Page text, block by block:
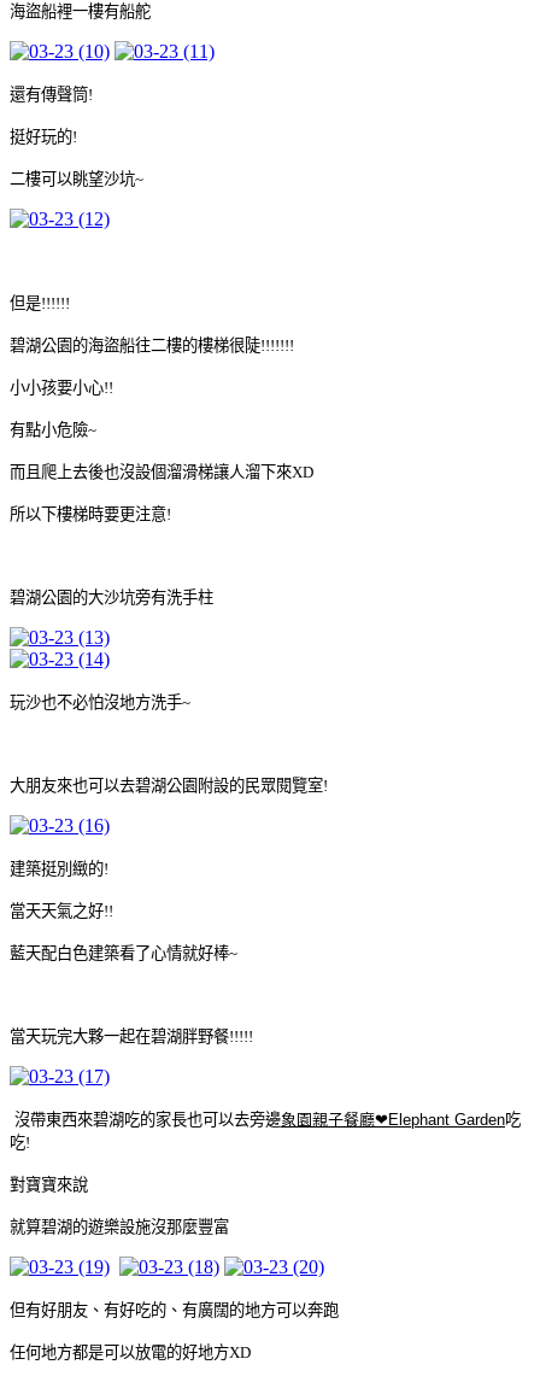
海盜船裡一樓有船舵
還有傳聲筒!
挺好玩的!
二樓可以眺望沙坑~
但是!!!!!!
碧湖公園的海盜船往二樓的樓梯很陡!!!!!!!
小小孩要小心!!
有點小危險~
而且爬上去後也沒設個溜滑梯讓人溜下來XD
所以下樓梯時要更注意!
碧湖公園的大沙坑旁有洗手柱
玩沙也不必怕沒地方洗手~
大朋友來也可以去碧湖公園附設的民眾閱覽室!
建築挺別緻的!
當天天氣之好!!
藍天配白色建築看了心情就好棒~
當天玩完大夥一起在碧湖胖野餐!!!!!
沒帶東西來碧湖吃的家長也可以去旁邊象園親子餐廳❤Elephant Garden吃
吃!
對寶寶來說
就算碧湖的遊樂設施沒那麼豐富
但有好朋友、有好吃的、有廣闊的地方可以奔跑
任何地方都是可以放電的好地方XD